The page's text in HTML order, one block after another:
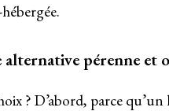
pérenne et
? D’abord, parce